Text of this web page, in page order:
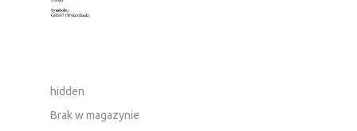
hidden
Brak w magazynie